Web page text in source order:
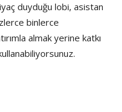
duyduğu lobi, asistan
binlerce
almak yerine katkı